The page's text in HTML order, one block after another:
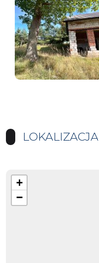
LOKALIZACJA
+
−